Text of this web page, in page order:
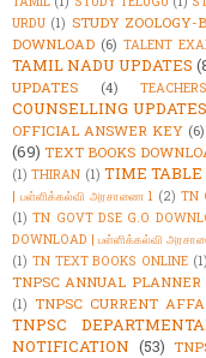
URDU (1) STUDY ZOOLOGY-
DOWNLOAD (6) TALENT
TAMIL NADU UPDATES
UPDATES
(4)
COUNSELLING UPDATES
OFFICIAL ANSWER KEY (6)
(69) TEXT BOOKS
(1) THIRAN (1) TIME
| பள்ளிக்கல்வி அரசாணை 1 (2) TN
(1) TN GOVT DSE G.O
DOWNLOAD | பள்ளிக்கல்வி
(1) TN TEXT BOOKS ONLINE (1)
TNPSC ANNUAL PLANNER
(1) TNPSC CURRENT
TNPSC
NOTIFICATION (53)